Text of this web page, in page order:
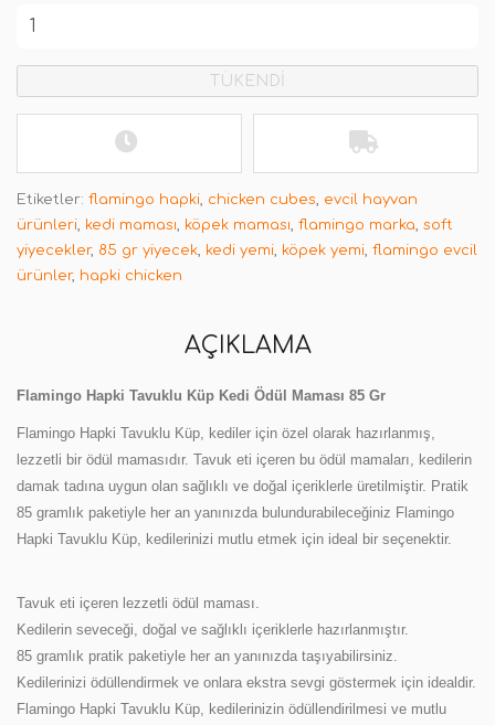
TÜKENDİ
Etiketler: flamingo hapki, chicken cubes, evcil hayvan
ürünleri, kedi maması, köpek maması, flamingo marka, soft
yiyecekler, 85 gr yiyecek, kedi yemi, köpek yemi, flamingo evcil
ürünler, hapki chicken
AÇIKLAMA
Flamingo Hapki Tavuklu Küp Kedi Ödül Maması 85 Gr
Flamingo Hapki Tavuklu Küp, kediler için özel olarak hazırlanmış,
lezzetli bir ödül mamasıdır. Tavuk eti içeren bu ödül mamaları, kedilerin
damak tadına uygun olan sağlıklı ve doğal içeriklerle üretilmiştir. Pratik
85 gramlık paketiyle her an yanınızda bulundurabileceğiniz Flamingo
Hapki Tavuklu Küp, kedilerinizi mutlu etmek için ideal bir seçenektir.
Tavuk eti içeren lezzetli ödül maması.
Kedilerin seveceği, doğal ve sağlıklı içeriklerle hazırlanmıştır.
85 gramlık pratik paketiyle her an yanınızda taşıyabilirsiniz.
Kedilerinizi ödüllendirmek ve onlara ekstra sevgi göstermek için idealdir.
Flamingo Hapki Tavuklu Küp, kedilerinizin ödüllendirilmesi ve mutlu